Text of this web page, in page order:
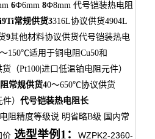
6Ф6mm 8Ф8mm 代号铠装热电阻
常规供货3316L协议供货4904L
9其他材料协议供货代号铠装热电
150℃适用于铜电阻Cu50和
（Pt100|进口低温铂电阻元件）
常规供货40～650℃协议供货
） 代号铠装热电阻长
阻精度等级说 明省略B级 国内常
价 选型举例1：
WZPK2-2360-